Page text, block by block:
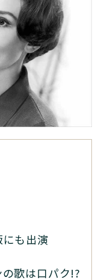
も出演
歌は口パク!?